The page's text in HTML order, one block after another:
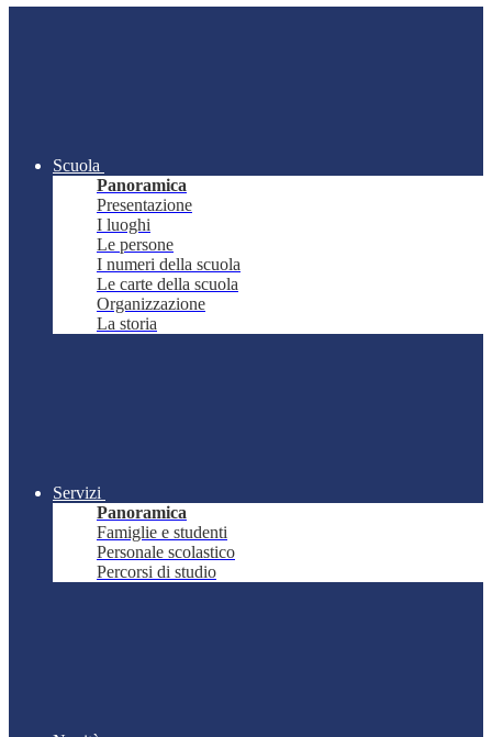
Scuola
Panoramica
Presentazione
I luoghi
Le persone
I numeri della scuola
Le carte della scuola
Organizzazione
La storia
Servizi
Panoramica
Famiglie e studenti
Personale scolastico
Percorsi di studio